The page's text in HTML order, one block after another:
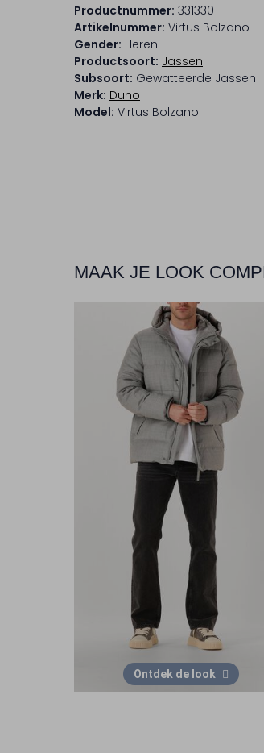
Productnummer: 331330
Artikelnummer: Virtus Bolzano
Gender: Heren
Productsoort: Jassen
Subsoort: Gewatteerde Jassen
Merk: Duno
Model: Virtus Bolzano
MAAK JE LOOK
Ontdek de look